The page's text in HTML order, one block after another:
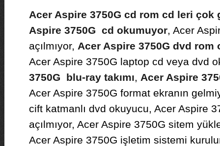
Acer Aspire 3750G cd rom cd leri çok
Aspire 3750G cd okumuyor, Acer
açılmıyor, Acer Aspire 3750G dvd rom
Acer Aspire 3750G laptop cd veya dvd
3750G blu-ray takımı, Acer Aspire
Acer Aspire 3750G format ekranın
cift katmanlı dvd okuyucu, Acer Aspire
açılmıyor, Acer Aspire 3750G sitem
Acer Aspire 3750G işletim sistemi